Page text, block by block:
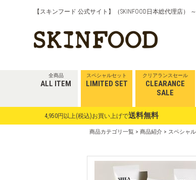
【スキンフード 公式サイト】（SKINFOOD日本総代理店
全商品
ALL ITEM
スペシャルセット
LIMITED SET
クリアランスセール
CLEARANCE
SALE
4,950円以上(税込)お買い上げで送料無料
商品カテゴリ一覧 > 商品紹介 > スペシャ